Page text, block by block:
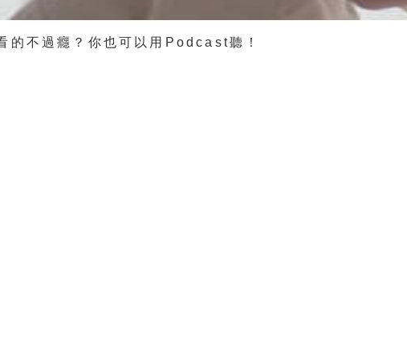
的不過癮？你也可以用Podcast聽！